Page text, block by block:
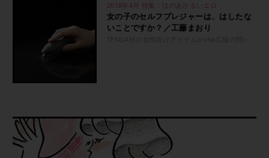
2018年4月 特集：ほのあかるいエロ
女の子のセルフプレジャーは、はしたな
いことですか？／工藤まおり